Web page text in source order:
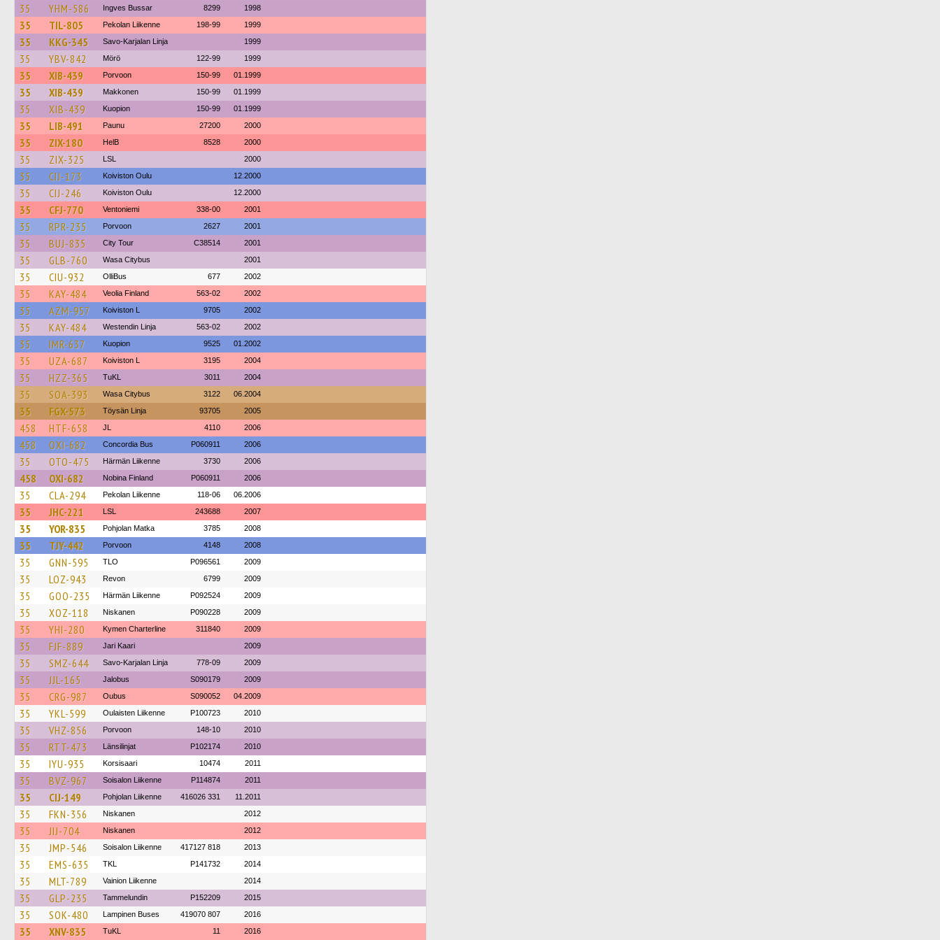
35 YHM-586 Ingves Bussar 8299 1998
35 TIL-805 Pekolan Liikenne 198-99 1999
35 KKG-345 Savo-Karjalan Linja 1999
35 YBV-842 Mörö 122-99 1999
35 XIB-439 Porvoon 150-99 01.1999
35 XIB-439 Makkonen 150-99 01.1999
35 XIB-439 Kuopion 150-99 01.1999
35 LIB-491 Paunu 27200 2000
35 ZIX-180 HelB 8528 2000
35 ZIX-325 LSL 2000
35 CIJ-173 Koiviston Oulu 12.2000
35 CIJ-246 Koiviston Oulu 12.2000
35 CFJ-770 Ventoniemi 338-00 2001
35 RPR-235 Porvoon 2627 2001
35 BUJ-835 City Tour C38514 2001
35 GLB-760 Wasa Citybus 2001
35 CIU-932 OlliBus 677 2002
35 KAY-484 Veolia Finland 563-02 2002
35 AZM-957 Koiviston L 9705 2002
35 KAY-484 Westendin Linja 563-02 2002
35 IMR-637 Kuopion 9525 01.2002
35 UZA-687 Koiviston L 3195 2004
35 HZZ-365 TuKL 3011 2004
35 SOA-393 Wasa Citybus 3122 06.2004
35 FGX-573 Töysän Linja 93705 2005
458 HTF-658 JL 4110 2006
458 OXI-682 Concordia Bus P060911 2006
35 OTO-475 Härmän Liikenne 3730 2006
458 OXI-682 Nobina Finland P060911 2006
35 CLA-294 Pekolan Liikenne 118-06 06.2006
35 JHC-221 LSL 243688 2007
35 YOR-835 Pohjolan Matka 3785 2008
35 TJY-442 Porvoon 4148 2008
35 GNN-595 TLO P096561 2009
35 LOZ-943 Revon 6799 2009
35 GOO-235 Härmän Liikenne P092524 2009
35 XOZ-118 Niskanen P090228 2009
35 YHI-280 Kymen Charterline 311840 2009
35 FJF-889 Jari Kaari 2009
35 SMZ-644 Savo-Karjalan Linja 778-09 2009
35 JJL-165 Jalobus S090179 2009
35 CRG-987 Oubus S090052 04.2009
35 YKL-599 Oulaisten Liikenne P100723 2010
35 VHZ-856 Porvoon 148-10 2010
35 RTT-473 Länsilinjat P102174 2010
35 IYU-935 Korsisaari 10474 2011
35 BVZ-967 Soisalon Liikenne P114874 2011
35 CIJ-149 Pohjolan Liikenne 416026 331 11.2011
35 FKN-356 Niskanen 2012
35 JIJ-704 Niskanen 2012
35 JMP-546 Soisalon Liikenne 417127 818 2013
35 EMS-635 TKL P141732 2014
35 MLT-789 Vainion Liikenne 2014
35 GLP-235 Tammelundin P152209 2015
35 SOK-480 Lampinen Buses 419070 807 2016
35 XNV-835 TuKL 11 2016